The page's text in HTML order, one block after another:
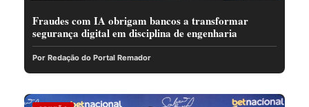
Fraudes com IA obrigam bancos a transformar
segurança digital em disciplina de engenharia
Por Redação do Portal Remador